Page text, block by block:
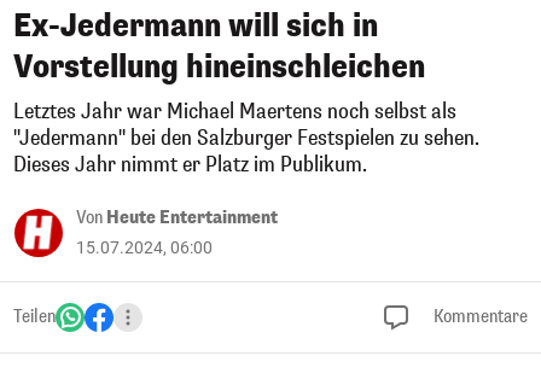
Ex-Jedermann will sich in
Vorstellung hineinschleichen
Letztes Jahr war Michael Maertens noch selbst als
"Jedermann" bei den Salzburger Festspielen zu sehen.
Dieses Jahr nimmt er Platz im Publikum.
Von Heute Entertainment
15.07.2024, 06:00
Teilen Kommentare